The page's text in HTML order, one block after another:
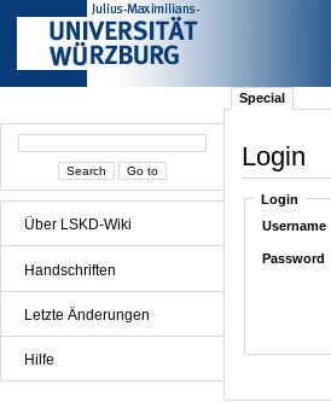
Über LSKD-Wiki
Handschriften
Letzte Änderungen
Hilfe
Special
Login
Login
Username
Password